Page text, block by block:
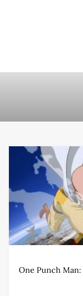
One Punch